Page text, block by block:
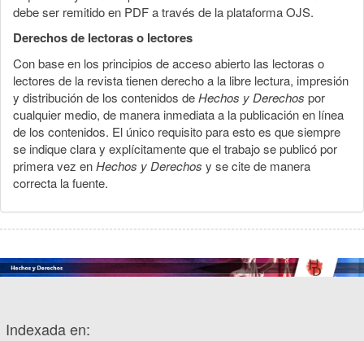
debe ser remitido en PDF a través de la plataforma OJS.
Derechos de lectoras o lectores
Con base en los principios de acceso abierto las lectoras o
lectores de la revista tienen derecho a la libre lectura, impresión
y distribución de los contenidos deHechos y Derechos por
cualquier medio, de manera inmediata a la publicación en línea
de los contenidos. El único requisito para esto es que siempre
se indique clara y explícitamente que el trabajo se publicó por
primera vez enHechos y Derechos y se cite de manera
correcta la fuente.
Indexada en: